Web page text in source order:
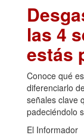
las 4
estás
Conoce qué
diferenciarlo
señales clave
padeciéndolo
El Informador